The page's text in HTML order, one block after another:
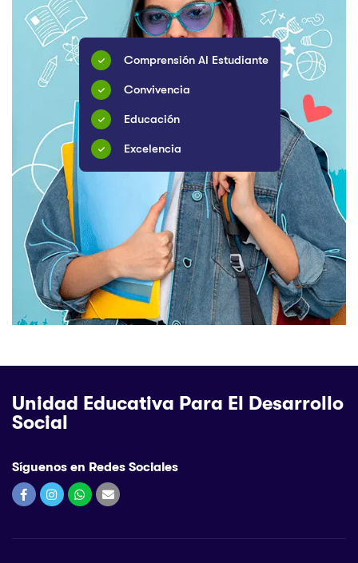
Comprensión Al Estudiante
Convivencia
Educación
Excelencia
Unidad Educativa Para El Desarrollo
Social
Síguenos en Redes Sociales